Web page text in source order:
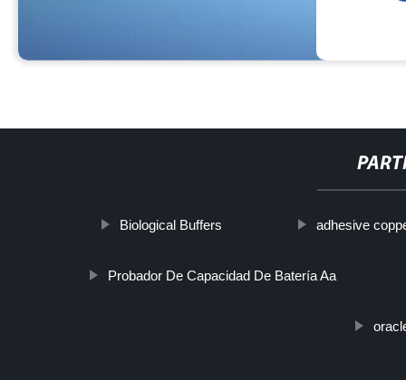
Biological Buffers adhesive
Probador De Capacidad De Batería Aa